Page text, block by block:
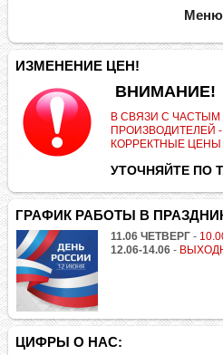
ИЗМЕНЕНИЕ ЦЕН!
ВНИМАНИЕ!
В СВЯЗИ С
ПРОИЗВОДИТЕЛЕЙ
КОРРЕКТНЫЕ ЦЕНЫ
УТОЧНЯЙТЕ ПО Т.
ГРАФИК РАБОТЫ В
11.06 ЧЕТВЕРГ -
12.06-14.06 -
ЦИФРЫ О НАС: